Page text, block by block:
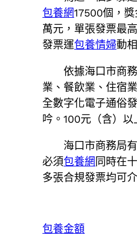
包養網17500個，
萬元，單張發票最
發票運包養情婦動
依據海口市商
業、餐飲業、住宿
全數字化電子通俗
吟。100元（含）
海口市商務局
必須包養網 同時在
多張合規發票均可
包養金額